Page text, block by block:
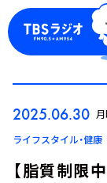
ロ
2025.06.30
ライフスタイル・健康
【脂質制限